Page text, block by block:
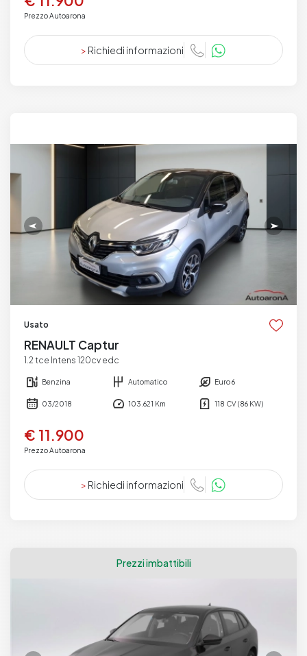
Prezzo Autoarona
> Richiedi informazioni
Usato
RENAULT Captur
1.2 tce Intens 120cv edc
Benzina Automatico Euro 6
03/2018 103.621 Km 118 CV (86 KW)
€ 11.900
Prezzo Autoarona
> Richiedi informazioni
Prezzi imbattibili